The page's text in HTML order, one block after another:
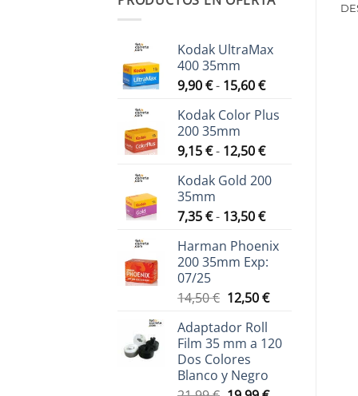
Kodak UltraMax
400 35mm
9,90€- 15,60€Rango
precios:
9,90 €
15,60 €
Kodak Color Plus
200 35mm
9,15€- 12,50€Rango
precios:
9,15 €
12,50 €
Kodak Gold 200
35mm
7,35€- 13,50€Rango
precios:
desde
hasta
Harman Phoenix
200 35mm Exp:
07/25
14,50€ El
original
era:
14,50 €.
12,50€El
es:
Adaptador Roll
Film 35 mm a 120
Dos Colores
Blanco y Negro